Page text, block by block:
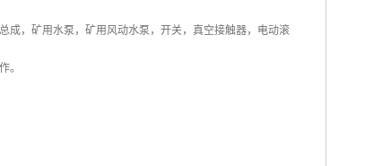
成，矿用水泵，矿用风动水泵，开关，真空接触器，电动滚
。